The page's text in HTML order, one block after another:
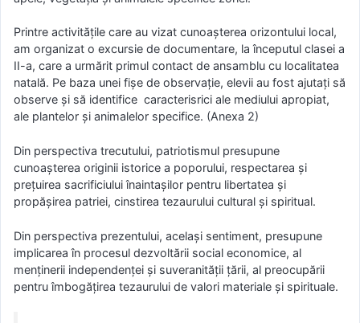
Printre activităţile care au vizat cunoaşterea orizontului local,
am organizat o excursie de documentare, la începutul clasei a
II-a, care a urmărit primul contact de ansamblu cu localitatea
natală. Pe baza unei fişe de observaţie, elevii au fost ajutaţi să
observe şi să identifice caracterisrici ale mediului apropiat,
ale plantelor şi animalelor specifice. (Anexa 2)
Din perspectiva trecutului, patriotismul presupune
cunoaşterea originii istorice a poporului, respectarea şi
preţuirea sacrificiului înaintaşilor pentru libertatea şi
propăşirea patriei, cinstirea tezaurului cultural şi spiritual.
Din perspectiva prezentului, acelaşi sentiment, presupune
implicarea în procesul dezvoltării social economice, al
menţinerii independenţei şi suveranităţii ţării, al preocupării
pentru îmbogăţirea tezaurului de valori materiale şi spirituale.